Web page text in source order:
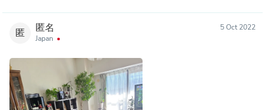
匿 匿名
Japan
5 Oct 2022